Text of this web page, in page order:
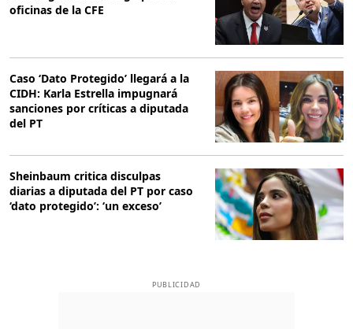
oficinas de la CFE
Caso ‘Dato Protegido’ llegará a la
CIDH: Karla Estrella impugnará
sanciones por críticas a diputada
del PT
Sheinbaum critica disculpas
diarias a diputada del PT por caso
‘dato protegido’: ‘un exceso’
PUBLICIDAD